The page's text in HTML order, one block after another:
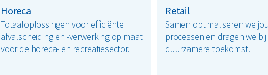
Horeca
Totaaloplossingen voor efficiënte
afvalscheiding en -verwerking op maat
voor de horeca- en recreatiesector.
Retail
Samen optimaliseren we
processen en dragen we
duurzamere toekomst.